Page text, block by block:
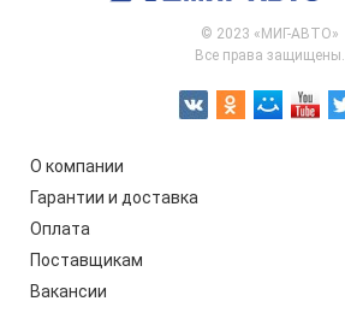
© 2023 «МИГ-АВТО»
Все права защищены.
О компании
Гарантии и доставка
Оплата
Поставщикам
Вакансии